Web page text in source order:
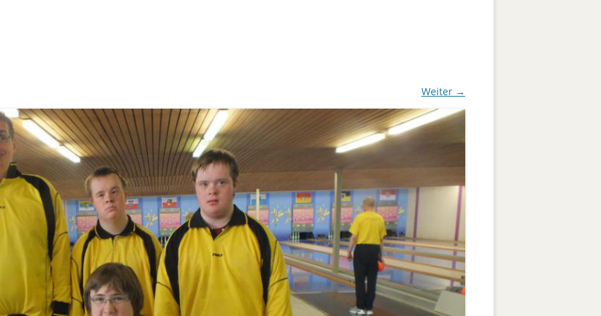
Reha bei seelischen Beschwerden
Social Media
Weiter →